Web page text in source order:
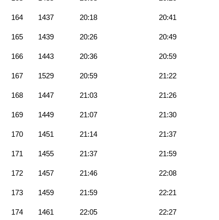
164 1437 20:18 20:41
165 1439 20:26 20:49
166 1443 20:36 20:59
167 1529 20:59 21:22
168 1447 21:03 21:26
169 1449 21:07 21:30
170 1451 21:14 21:37
171 1455 21:37 21:59
172 1457 21:46 22:08
173 1459 21:59 22:21
174 1461 22:05 22:27